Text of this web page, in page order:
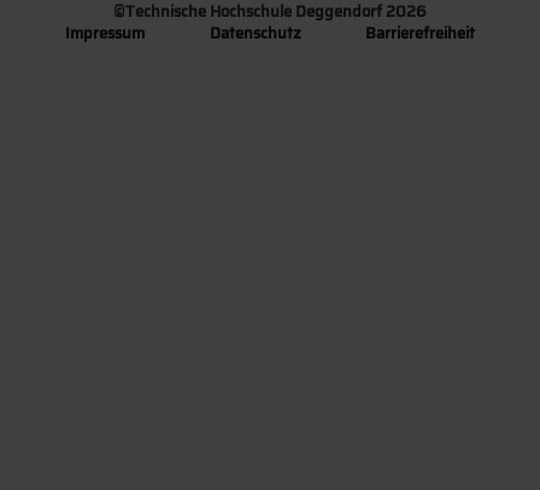
©Technische Hochschule Deggendorf 2026
Impressum
Datenschutz Barrierefreiheit